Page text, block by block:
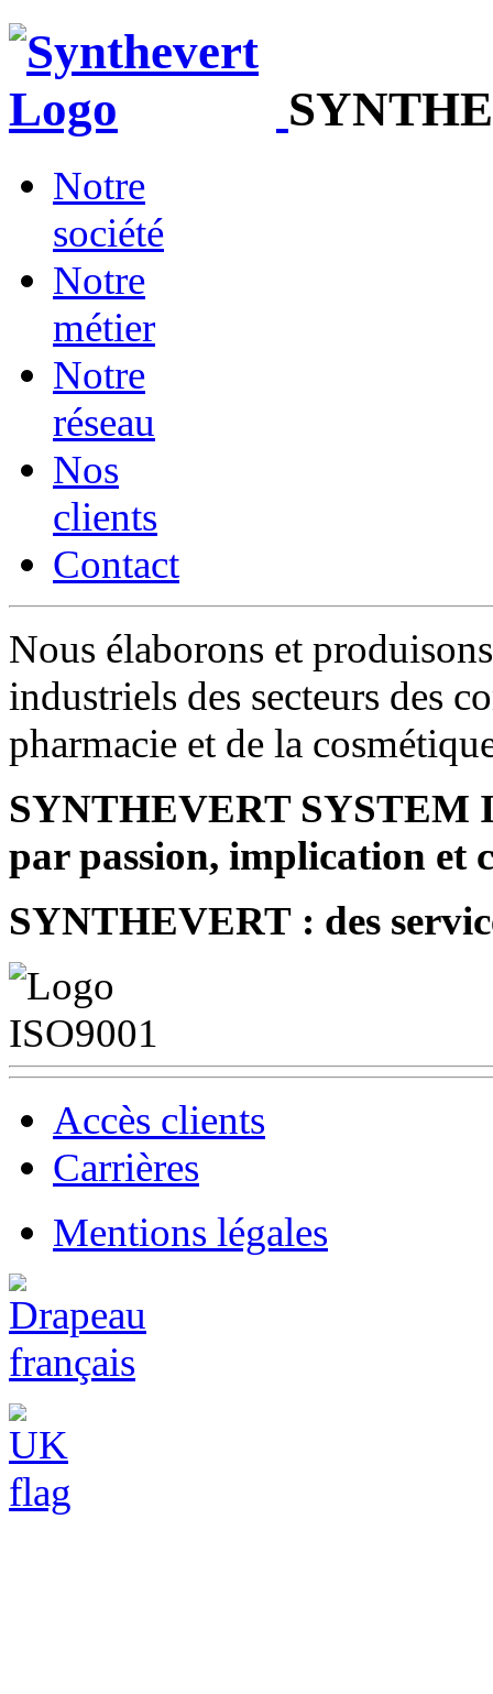
Notre
société
Notre
métier
Notre
réseau
Nos
clients
Contact
Nous élaborons et
industriels des secteurs des
pharmacie et de la
SYNTHEVERT SYSTEM
par passion, implication et
SYNTHEVERT : des
Accès clients
Carrières
Mentions légales